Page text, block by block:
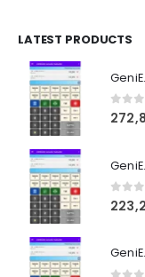
LATEST PRODUCTS
0
0
Όροι Χρήσης
Τρόποι Αγοράς
Τρόποι Πληρωμής
Τρόποι Αποστολής
Ασφάλεια Πληρωμών